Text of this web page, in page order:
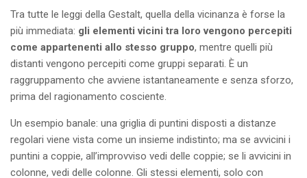
Tra tutte le leggi della Gestalt, quella della vicinanza è forse la
più immediata: gli elementi vicini tra loro vengono percepiti
come appartenenti allo stesso gruppo, mentre quelli più
distanti vengono percepiti come gruppi separati. È un
raggruppamento che avviene istantaneamente e senza sforzo,
prima del ragionamento cosciente.
Un esempio banale: una griglia di puntini disposti a distanze
regolari viene vista come un insieme indistinto; ma se avvicini i
puntini a coppie, all’improvviso vedi delle coppie; se li avvicini in
colonne, vedi delle colonne. Gli stessi elementi, solo con